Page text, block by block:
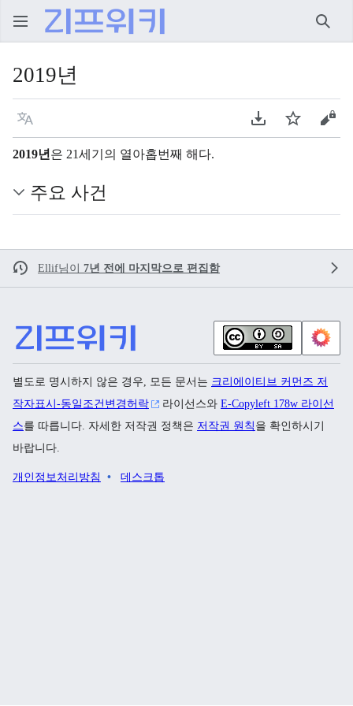
검색
2019년
언어 PDF 다운로드
주시 원
2019년 은 21세기의 열아홉번째 해다.
주요 사건
Ellif님이 7년 전에 마지막으로 편집함
별도로 명시하지 않은 경우, 모든 문서는 크리에이티브 커먼즈 저
작자표시-동일조건변경허락
라이선스와 E-Copyleft 178w 라이선
스를 따릅니다. 자세한 저작권 정책은 저작권 원칙 을 확인하시기
바랍니다.
개인정보처리방침 데스크톱